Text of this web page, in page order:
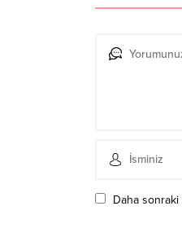
Daha sonraki